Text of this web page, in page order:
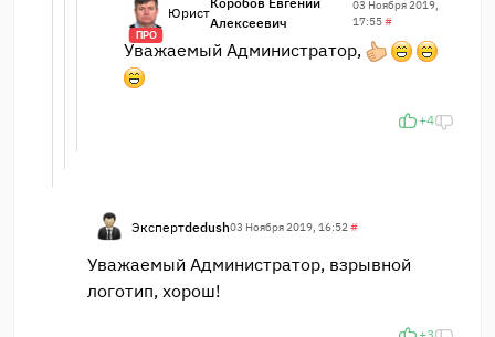
ПРО
Юрист
Алексеевич
03 Ноября 2019,
17:55#
Уважаемый Администратор,
+4
Экспертdedush03 Ноября 2019, 16:52#
Уважаемый Администратор, взрывной
логотип, хорош!